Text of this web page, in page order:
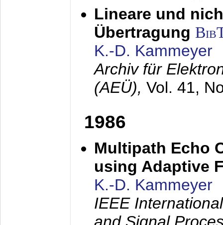
Lineare und
Übertragung
K.-D. Kammeyer
Archiv für
(AEÜ), Vol. 41,
1986
Multipath Echo
using Adaptive
K.-D. Kammeyer
IEEE